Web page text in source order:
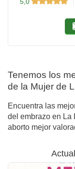
5,0
Tenemos los
de la Mujer de
Encuentra las
del embrazo en La
aborto mejor